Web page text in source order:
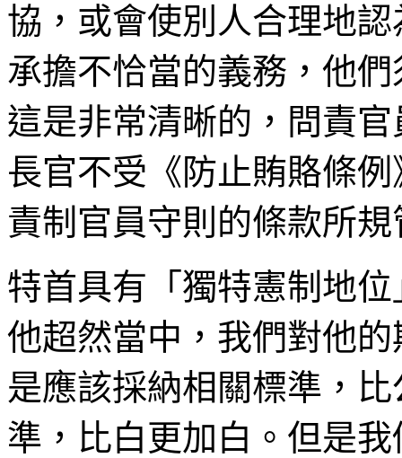
協，或會使別人合理地
承擔不恰當的義務，他
這是非常清晰的，問責
長官不受《防止賄賂條
責制官員守則的條款所規
特首具有「獨特憲制地
他超然當中，我們對他
是應該採納相關標準，
準，比白更加白。但是